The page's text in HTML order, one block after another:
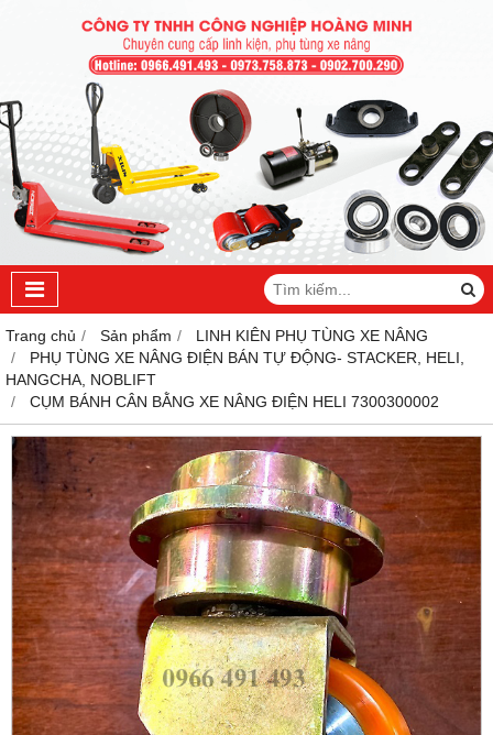
Trang chủ Sản phẩm
LINH KIÊN PHỤ TÙNG XE NÂNG
PHỤ TÙNG XE NÂNG ĐIỆN BÁN TỰ ĐỘNG- STACKER, HELI,
HANGCHA, NOBLIFT
CỤM BÁNH CÂN BẰNG XE NÂNG ĐIỆN HELI 7300300002